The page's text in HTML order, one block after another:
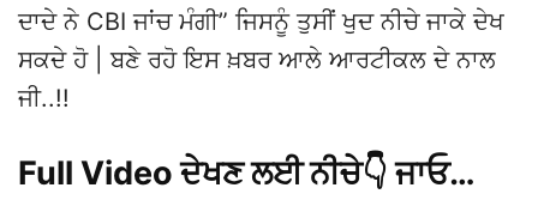
ਦਾਦੇ ਨੇ CBI ਜਾਂਚ ਮੰਗੀ” ਜਿਸਨੂੰ ਤੁਸੀਂ ਖੁਦ ਨੀਚੇ ਜਾਕੇ ਦੇਖ
ਸਕਦੇ ਹੋ | ਬਣੇ ਰਹੋ ਇਸ ਖ਼ਬਰ ਆਲੇ ਆਰਟੀਕਲ ਦੇ ਨਾਲ
ਜੀ..!!
Full Video ਦੇਖਣ ਲਈ ਨੀਚੇ👇 ਜਾਓ…